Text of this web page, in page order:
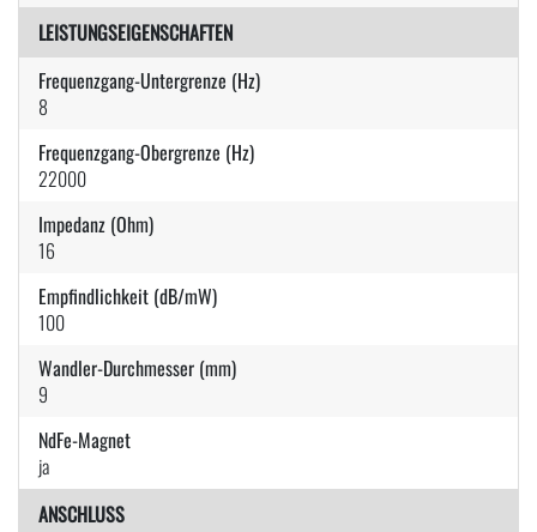
LEISTUNGSEIGENSCHAFTEN
Frequenzgang-Untergrenze (Hz)
8
Frequenzgang-Obergrenze (Hz)
22000
Impedanz (Ohm)
16
Empfindlichkeit (dB/mW)
100
Wandler-Durchmesser (mm)
9
NdFe-Magnet
ja
ANSCHLUSS